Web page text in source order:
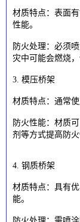
材质特点：表面
性能。
防火处理：必须
灾中可能会燃烧
3. 模压桥架
材质特点：通常
防火性能：材质
剂等方式提高防
4. 钢质桥架
材质特点：具有
能。